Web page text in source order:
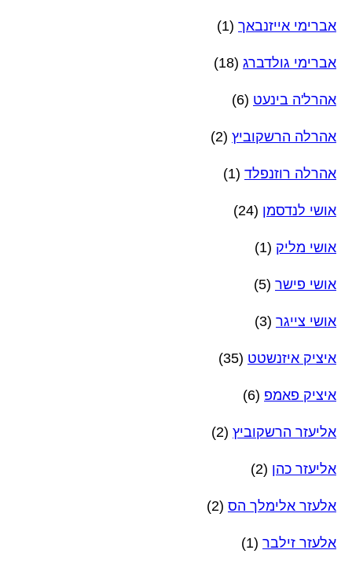
אברימי אייזנבאך (1)
אברימי גולדברג (18)
אהרל'ה בינעט (6)
אהרלה הרשקוביץ (2)
אהרלה רוזנפלד (1)
אושי לנדסמן (24)
אושי מליק (1)
אושי פישר (5)
אושי צייגר (3)
איציק איזנשטט (35)
איציק פאמפ (6)
אליעזר הרשקוביץ (2)
אליעזר כהן (2)
אלעזר אלימלך הס (2)
אלעזר זילבר (1)